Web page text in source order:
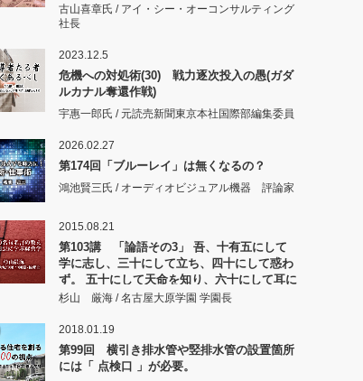
古山喜章氏 / アイ・シー・オーコンサルティング
社長
2023.12.5
危機への対処術(30) 戦力逐次投入の愚(ガダ
ルカナル奪還作戦)
宇惠一郎氏 / 元読売新聞東京本社国際部編集委員
2026.02.27
第174回「ブルーレイ」は無くなるの？
鴻池賢三氏 / オーディオビジュアル機器 評論家
2015.08.21
第103講 「論語その3」 吾、十有五にして
学に志し、三十にして立ち、四十にして惑わ
ず。 五十にして天命を知り、六十にして耳に
従い、 七十にして心の欲するところに従いて
杉山 厳海 / 名古屋大原学園 学園長
2018.01.19
第99回 横引き排水管や竪排水管の設置箇所
には「 点検口 」が必要。